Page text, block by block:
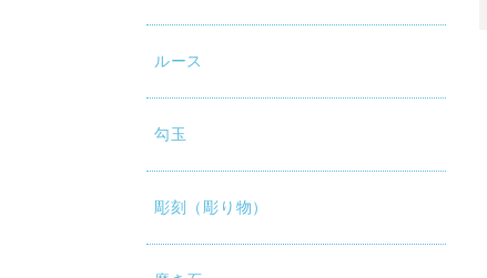
ルース
勾玉
彫刻（彫り物）